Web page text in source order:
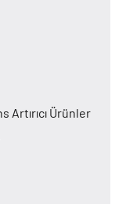
Artırıcı Ürünler